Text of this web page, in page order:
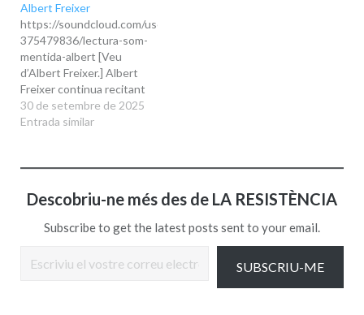
Albert Freixer
https://soundcloud.com/user-
375479836/lectura-som-
mentida-albert [Veu
d’Albert Freixer.] Albert
Freixer continua recitant
fragments del llibre Som
mentida de Nan Orriols.
30 de setembre de 2025
Entrada similar
Descobriu-ne més des de LA RESISTÈNCIA
Subscribe to get the latest posts sent to your email.
SUBSCRIU-ME